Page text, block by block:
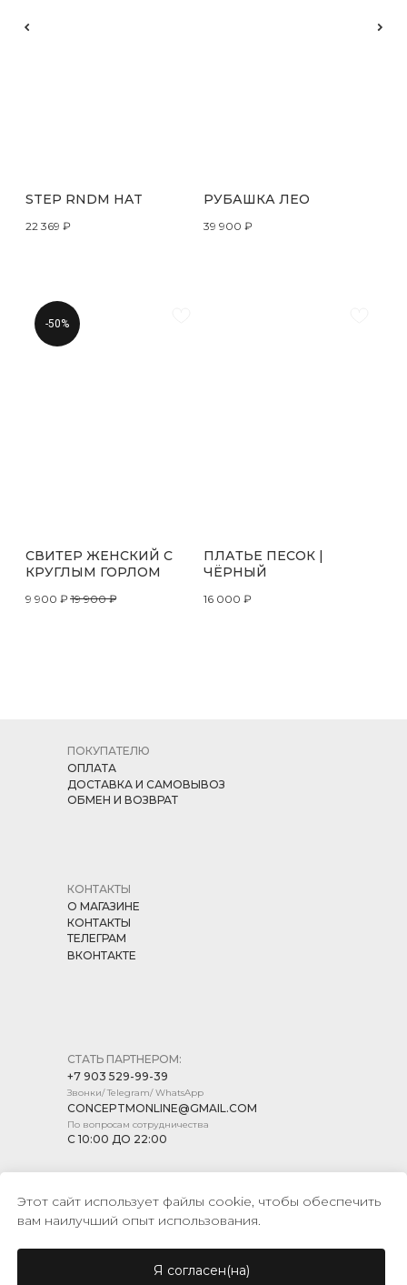
STEP RNDM HAT
22 369 ₽
РУБАШКА ЛЕО
39 900 ₽
-50%
СВИТЕР ЖЕНСКИЙ С
КРУГЛЫМ ГОРЛОМ
9 900 ₽ 19 900 ₽
ПЛАТЬЕ ПЕСОК |
ЧЁРНЫЙ
16 000 ₽
СТАТЬ ПАРТНЕРОМ:
+7 903 529-99-39
Звонки/ Telegram/ WhatsApp
CONCEPTMONLINE@GMAIL.COM
По вопросам сотрудничества
С 10:00 ДО 22:00
КОНТАКТЫ
О МАГАЗИНЕ
КОНТАКТЫ
ТЕЛЕГРАМ
ВКОНТАКТЕ
ПОКУПАТЕЛЮ
ОПЛАТА
ДОСТАВКА И САМОВЫВОЗ
ОБМЕН И ВОЗВРАТ
ПУБЛИЧНАЯ ОФЕРТА
Этот сайт использует файлы cookie, чтобы обеспечить
вам наилучший опыт использования.
Я согласен(на)